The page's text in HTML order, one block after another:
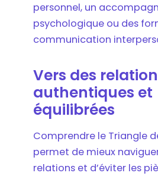
personnel, un
psychologique ou des
communication
Vers des
authentiques et
équilibrées
Comprendre le Triangle
permet de mieux
relations et d’éviter les